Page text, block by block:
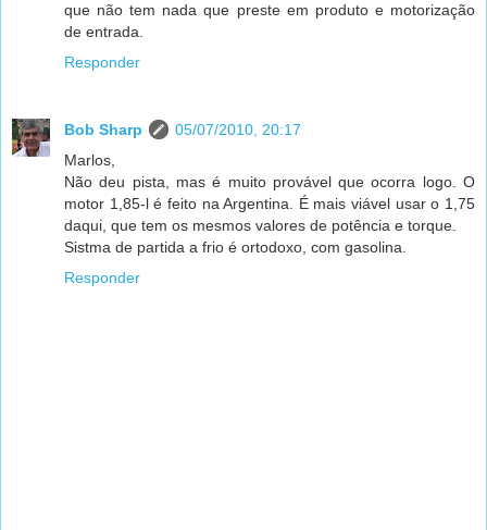
que não tem nada que preste em produto e motorização
de entrada.
Responder
Bob Sharp
05/07/2010, 20:17
Marlos,
Não deu pista, mas é muito provável que ocorra logo. O
motor 1,85-l é feito na Argentina. É mais viável usar o 1,75
daqui, que tem os mesmos valores de potência e torque.
Sistma de partida a frio é ortodoxo, com gasolina.
Responder